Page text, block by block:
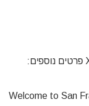
Welcome to San